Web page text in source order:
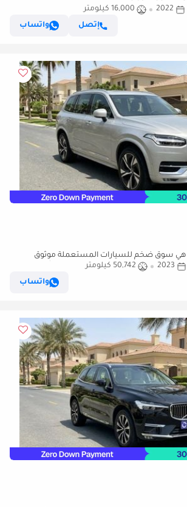
2022
16,000 كيلومتر
إتصل
واتساب
فولفو XC 90 كارس24 هي سوق ضخم للسيارات المستعملة موثوق
٪كارس24 هي سوق ضخم للسيارات المستعملة موثوق
2023
50,742 كيلومتر
واتساب